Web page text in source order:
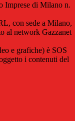
Imprese di Milano n.
con sede a Milano,
al network Gazzanet
e grafiche) è SOS
i contenuti del